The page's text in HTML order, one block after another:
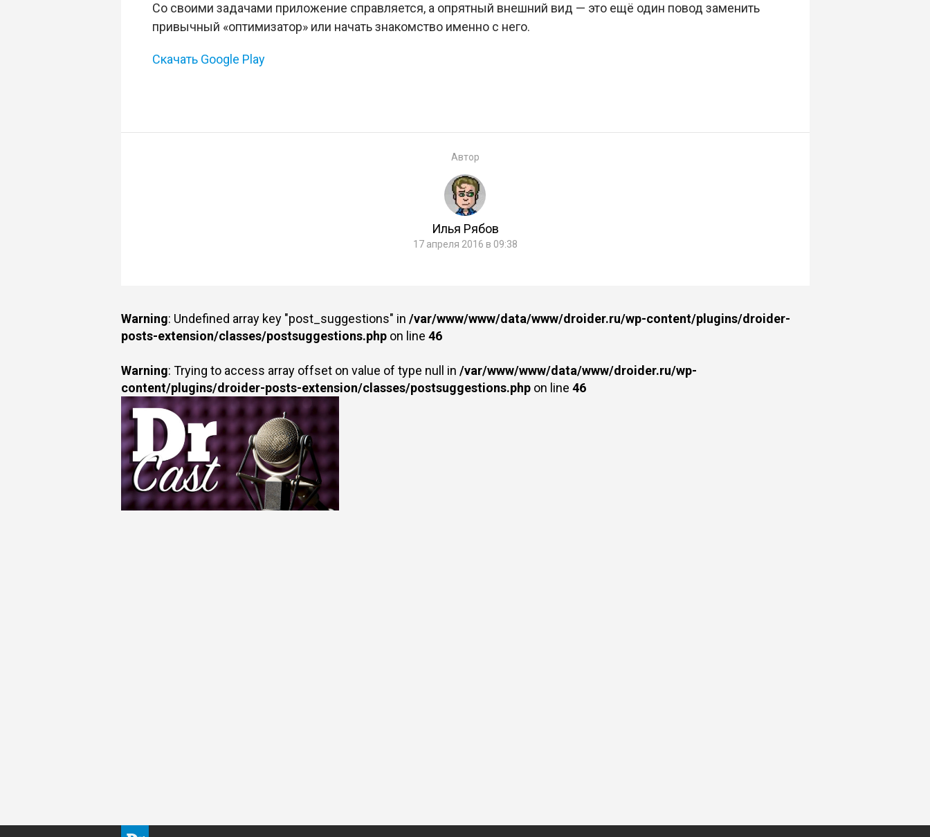
Со своими задачами приложение справляется, а опрятный внешний вид — это ещё один повод заменить
привычный «оптимизатор» или начать знакомство именно с него.
Скачать Google Play
Автор
Илья Рябов
17 апреля 2016 в 09:38
Warning: Undefined array key "post_suggestions" in /var/www/www/data/www/droider.ru/wp-content/plugins/droider-
posts-extension/classes/postsuggestions.phpon line 46
Warning: Trying to access array offset on value of type null in /var/www/www/data/www/droider.ru/wp-
content/plugins/droider-posts-extension/classes/postsuggestions.phpon line 46